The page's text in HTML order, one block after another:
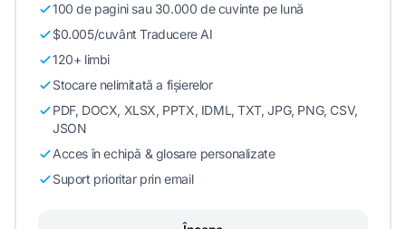
100 de pagini sau 30.000 de cuvinte pe lună
$0.005/cuvânt Traducere AI
120+ limbi
Stocare nelimitată a fișierelor
PDF, DOCX, XLSX, PPTX, IDML, TXT, JPG, PNG, CSV,
JSON
Acces în echipă & glosare personalizate
Suport prioritar prin email